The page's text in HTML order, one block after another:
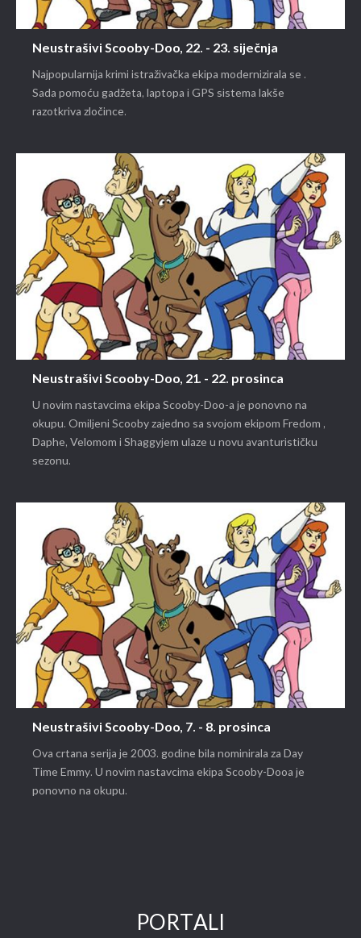
Neustrašivi Scooby-Doo, 22. - 23. siječnja
Najpopularnija krimi istraživačka ekipa modernizirala se .
Sada pomoću gadžeta, laptopa i GPS sistema lakše
razotkriva zločince.
Neustrašivi Scooby-Doo, 21. - 22. prosinca
U novim nastavcima ekipa Scooby-Doo-a je ponovno na
okupu. Omiljeni Scooby zajedno sa svojom ekipom Fredom ,
Daphe, Velomom i Shaggyjem ulaze u novu avanturističku
sezonu.
Neustrašivi Scooby-Doo, 7. - 8. prosinca
Ova crtana serija je 2003. godine bila nominirala za Day
Time Emmy. U novim nastavcima ekipa Scooby-Dooa je
ponovno na okupu.
PORTALI